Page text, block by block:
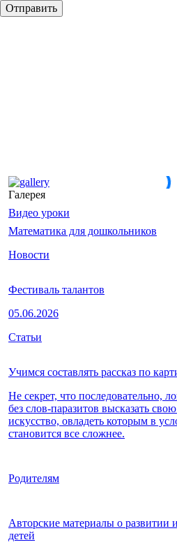
Галерея
Видео уроки
Математика для дошкольников
Новости
Фестиваль талантов
05.06.2026
Статьи
Учимся составлять рассказ по
Не секрет, что последовательно,
без слов-паразитов высказать
искусство, овладеть которым в
становится все сложнее.
Родителям
Авторские материалы о развитии
детей